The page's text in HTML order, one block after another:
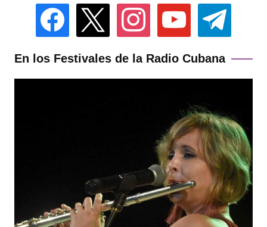
facebook instagram youtube telegram
En los Festivales de la Radio Cubana